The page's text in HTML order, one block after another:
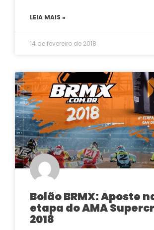
LEIA MAIS »
14 de fevereiro de 2018
Bolão BRMX: Aposte
etapa do AMA
2018